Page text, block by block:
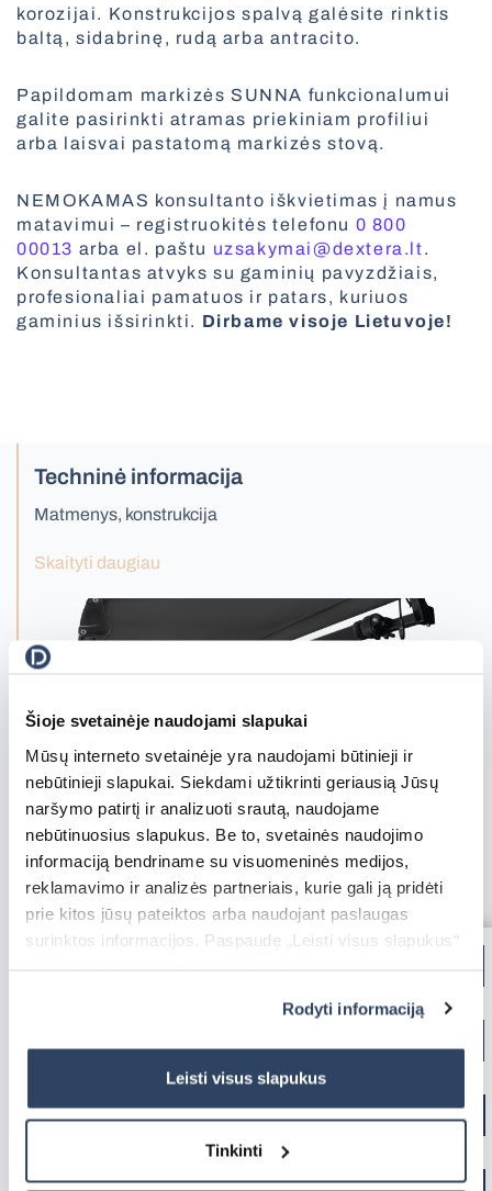
Šioje svetainėje naudojami slapukai
Mūsų interneto svetainėje yra naudojami būtinieji ir
nebūtinieji slapukai. Siekdami užtikrinti geriausią Jūsų
naršymo patirtį ir analizuoti srautą, naudojame
nebūtinuosius slapukus. Be to, svetainės naudojimo
informaciją bendriname su visuomeninės medijos,
reklamavimo ir analizės partneriais, kurie gali ją pridėti
prie kitos jūsų pateiktos arba naudojant paslaugas
surinktos informacijos. Paspaudę „Leisti visus slapukus“
paspauskite mygtuką „Rodyti informaciją“ šioje juostoje.
Daugiau informacijos rasite UAB „Dextera“ Slapukų
Rodyti informaciją
Leisti visus slapukus
Tinkinti
Visi roletai
Vertikalios žaliuzės
Apsauginės žaliuzės
Visi tinkleliai
Greitaeigiai vartai
Visi vartai
Visos markizės
korozijai. Konstrukcijos spalvą galėsite rinktis
baltą, sidabrinę, rudą arba antracito.
Papildomam markizės SUNNA funkcionalumui
galite pasirinkti atramas priekiniam profiliui
arba laisvai pastatomą markizės stovą.
NEMOKAMAS konsultanto iškvietimas į namus
matavimui – registruokitės telefonu 0 800
00013 arba el. paštu uzsakymai@dextera.lt.
Konsultantas atvyks su gaminių pavyzdžiais,
profesionaliai pamatuos ir patars, kuriuos
gaminius išsirinkti. Dirbame visoje Lietuvoje!
Techninė informacija
Matmenys, konstrukcija
Skaityti daugiau
Atramos markizių priekiniam profiliui